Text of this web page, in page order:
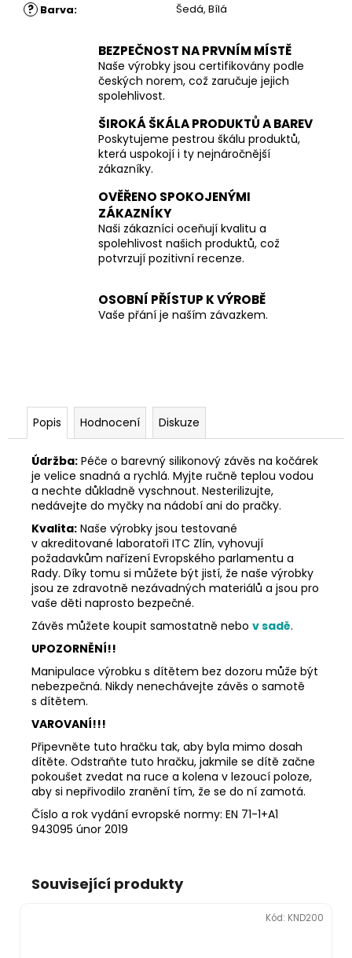
? Barva: Šedá, Bílá
BEZPEČNOST NA PRVNÍM MÍSTĚ
Naše výrobky jsou certifikovány podle
českých norem, což zaručuje jejich
spolehlivost.
ŠIROKÁ ŠKÁLA PRODUKTŮ A BAREV
Poskytujeme pestrou škálu produktů,
která uspokojí i ty nejnáročnější
zákazníky.
OVĚŘENO SPOKOJENÝMI
ZÁKAZNÍKY
Naši zákazníci oceňují kvalitu a
spolehlivost našich produktů, což
potvrzují pozitivní recenze.
OSOBNÍ PŘÍSTUP K VÝROBĚ
Vaše přání je naším závazkem.
Popis Hodnocení Diskuze
Údržba: Péče o barevný silikonový závěs na kočárek
je velice snadná a rychlá. Myjte ručně teplou vodou
a nechte důkladně vyschnout. Nesterilizujte,
nedávejte do myčky na nádobí ani do pračky.
Kvalita: Naše výrobky jsou testované
v akreditované laboratoři ITC Zlín, vyhovují
požadavkům nařízení Evropského parlamentu a
Rady. Díky tomu si můžete být jistí, že naše výrobky
jsou ze zdravotně nezávadných materiálů a jsou pro
vaše děti naprosto bezpečné.
Závěs můžete koupit samostatně nebo v sadě.
UPOZORNĚNÍ!!
Manipulace výrobku s dítětem bez dozoru může být
nebezpečná. Nikdy nenechávejte závěs o samotě
s dítětem.
VAROVANÍ!!!
Připevněte tuto hračku tak, aby byla mimo dosah
dítěte. Odstraňte tuto hračku, jakmile se dítě začne
pokoušet zvedat na ruce a kolena v lezoucí poloze,
aby si nepřivodilo zranění tím, že se do ní zamotá.
Číslo a rok vydání evropské normy: EN 71-1+A1
943095 únor 2019
Související produkty
Kód: KND200